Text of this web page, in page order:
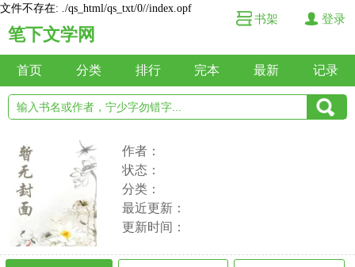
文件不存在: ./qs_html/qs_txt/0//index.opf
笔下文学网
书架 登录
首页 分类 排行 完本 最新 记录
作者：
状态：
分类：
最近更新：
更新时间：